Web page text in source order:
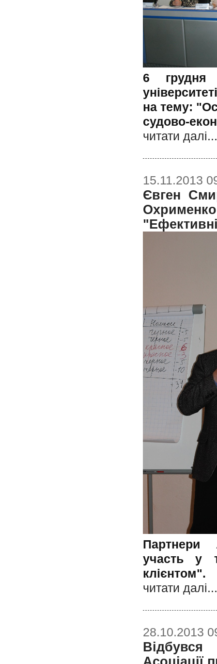
6 грудня
на тему:
судово-
читати далi...
15.11.2013
Євген
Партнери
участь у
клієнтом".
читати далi...
28.10.2013